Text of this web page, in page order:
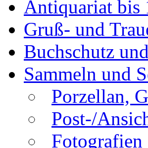
Antiquariat bis
Gruß- und
Buchschutz
Sammeln und
Porzellan,
Post-/
Fotografien